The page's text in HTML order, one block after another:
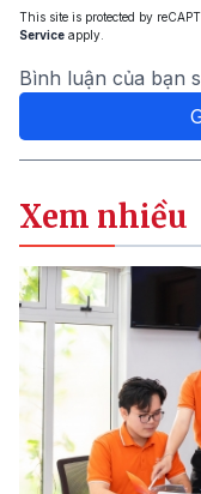
This site is protected by
Service apply.
Bình luận của bạn
Xem nhiều